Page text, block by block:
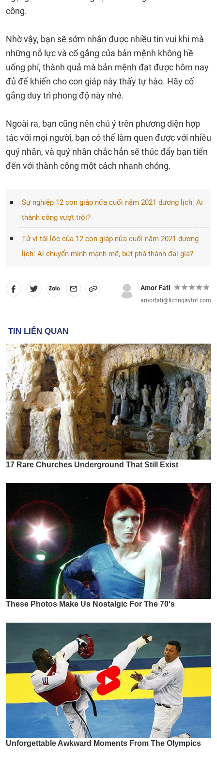
công.
Nhờ vậy, bạn sẽ sớm nhận được nhiều tin vui khi mà
những nỗ lực và cố gắng của bản mệnh không hề
uổng phí, thành quả mà bản mệnh đạt được hôm nay
đủ để khiến cho con giáp này thấy tự hào. Hãy cố
gắng duy trì phong độ này nhé.
Ngoài ra, bạn cũng nên chú ý trên phương diện hợp
tác với mọi người, bạn có thể làm quen được với nhiều
quý nhân, và quý nhân chắc hẳn sẽ thúc đẩy bạn tiến
đến với thành công một cách nhanh chóng.
Sự nghiệp 12 con giáp nửa cuối năm 2021 dương lịch: Ai
thành công vượt trội?
Tử vi tài lộc của 12 con giáp nửa cuối năm 2021 dương
lịch: Ai chuyển mình mạnh mẽ, bứt phá thành đại gia?
Amor Fati
amorfati@lichngaytot.com